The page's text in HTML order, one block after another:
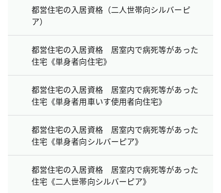
都営住宅の入居資格（二人世帯向シルバーピ
ア）
都営住宅の入居資格 居室内で病死等があった
住宅《単身者向住宅》
都営住宅の入居資格 居室内で病死等があった
住宅《単身者用車いす使用者向住宅》
都営住宅の入居資格 居室内で病死等があった
住宅《単身者向シルバーピア》
都営住宅の入居資格 居室内で病死等があった
住宅《二人世帯向シルバーピア》